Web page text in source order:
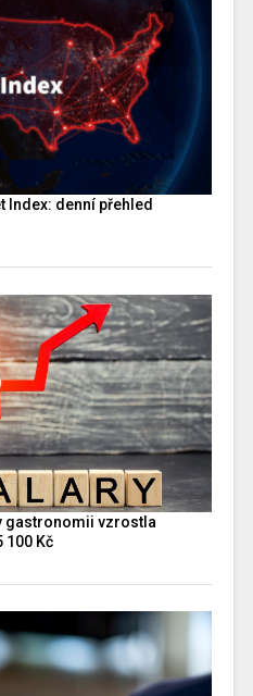
Index: denní přehled
gastronomii vzrostla
100 Kč